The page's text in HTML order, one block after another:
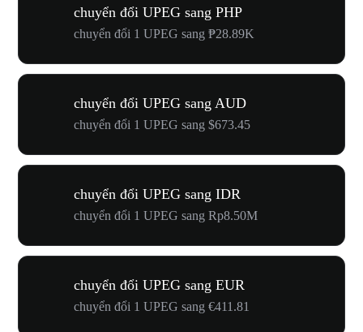
chuyển đổi UPEG sang PHP
chuyển đổi 1 UPEG sang ₱28.89K
chuyển đổi UPEG sang AUD
chuyển đổi 1 UPEG sang $673.45
chuyển đổi UPEG sang IDR
chuyển đổi 1 UPEG sang Rp8.50M
chuyển đổi UPEG sang EUR
chuyển đổi 1 UPEG sang €411.81